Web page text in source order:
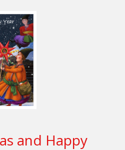
and Happy